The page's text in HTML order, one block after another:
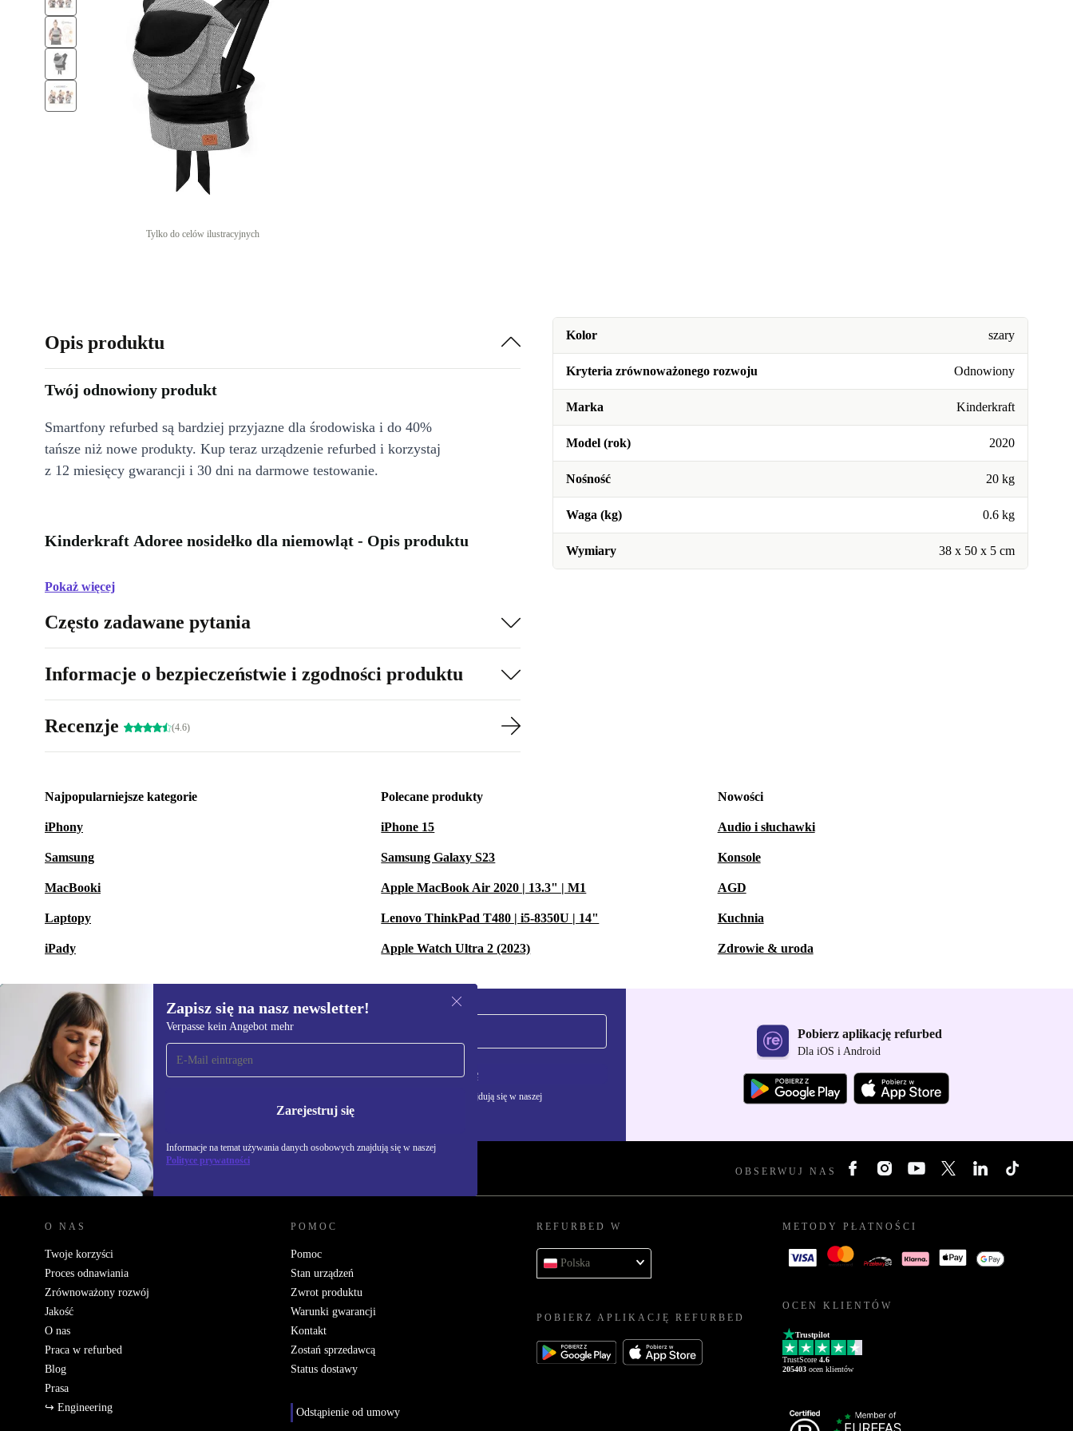
Tylko do celów ilustracyjnych
Kolor szary
Kryteria zrównoważonego rozwoju Odnowiony
Marka Kinderkraft
Model (rok) 2020
Nośność 20 kg
Waga (kg) 0.6 kg
Wymiary 38 x 50 x 5 cm
Opis produktu
Twój odnowiony produkt
Smartfony refurbed są bardziej przyjazne dla środowiska i do 40%
tańsze niż nowe produkty. Kup teraz urządzenie refurbed i korzystaj
z 12 miesięcy gwarancji i 30 dni na darmowe testowanie.
Kinderkraft Adoree nosidełko dla niemowląt - Opis produktu
Pokaż więcej
Często zadawane pytania
Informacje o bezpieczeństwie i zgodności produktu
Recenzje (4.6)
Najpopularniejsze kategorie
iPhony
Samsung
MacBooki
Laptopy
iPady
Polecane produkty
iPhone 15
Samsung Galaxy S23
Apple MacBook Air 2020 | 13.3" | M1
Lenovo ThinkPad T480 | i5-8350U | 14"
Apple Watch Ultra 2 (2023)
Nowości
Audio i słuchawki
Konsole
AGD
Kuchnia
Zdrowie & uroda
Zapisz się na nasz newsletter!
Verpasse kein Angebot mehr
Zarejestruj się
Informacje na temat używania danych osobowych znajdują się w naszej
Polityce prywatności
Zapisz się na nasz
newsletter!
Nie przegap żadnej oferty.
Zarejestruj się
Informacje na temat używania danych osobowych znajdują się w naszej
Polityce prywatności
Pobierz aplikację refurbed
Dla iOS i Android
REFURBED POLSKA - RETHINK NEW. OBSERWUJ NAS
O NAS
Twoje korzyści
Proces odnawiania
Zrównoważony rozwój
Jakość
O nas
Praca w refurbed
Blog
Prasa
↪ Engineering
POMOC
Pomoc
Stan urządzeń
Zwrot produktu
Warunki gwarancji
Kontakt
Zostań sprzedawcą
Status dostawy
Odstąpienie od umowy
REFURBED W
Polska
POBIERZ APLIKACJĘ REFURBED
METODY PŁATNOŚCI
OCEN KLIENTÓW
Trustpilot
TrustScore 4.6
205403 ocen klientów